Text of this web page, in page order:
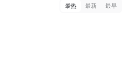
最热 最新 最早